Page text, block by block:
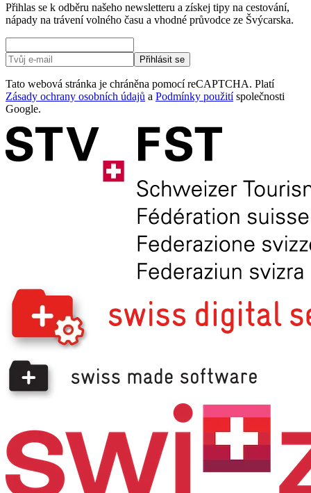
Přihlas se k odběru našeho newsletteru a získej tipy na cestování,
nápady na trávení volného času a vhodné průvodce ze Švýcarska.
Přihlásit se
Tato webová stránka je chráněna pomocí reCAPTCHA. Platí
Zásady ochrany osobních údajů a Podmínky použitíspolečnosti
Google.